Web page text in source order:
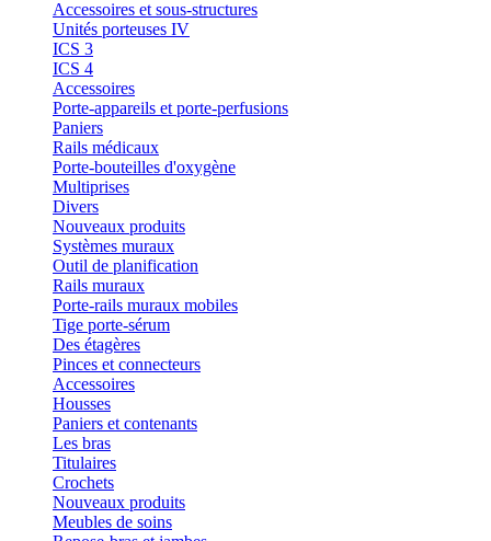
Accessoires et sous-structures
Unités porteuses IV
ICS 3
ICS 4
Accessoires
Porte-appareils et porte-perfusions
Paniers
Rails médicaux
Porte-bouteilles d'oxygène
Multiprises
Divers
Nouveaux produits
Systèmes muraux
Outil de planification
Rails muraux
Porte-rails muraux mobiles
Tige porte-sérum
Des étagères
Pinces et connecteurs
Accessoires
Housses
Paniers et contenants
Les bras
Titulaires
Crochets
Nouveaux produits
Meubles de soins